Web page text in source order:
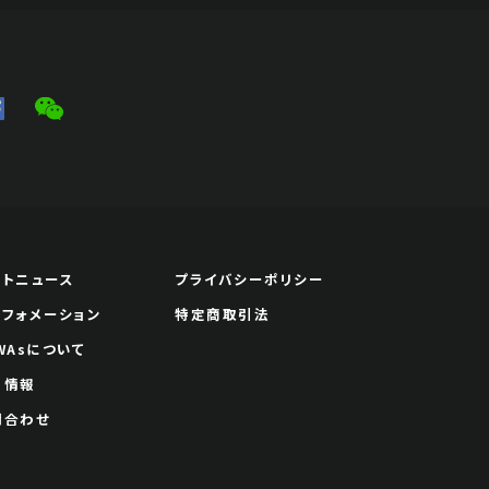
ニュース
ォメーション
について
報
わせ
プライバシーポリシー
特定商取引法